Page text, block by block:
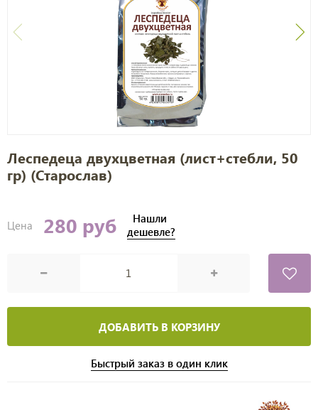
Леспедеца двухцветная (лист+стебли, 50
гр) (Старослав)
Цена 280 руб
Нашли
дешевле?
ДОБАВИТЬ В КОРЗИНУ
Быстрый заказ в один клик